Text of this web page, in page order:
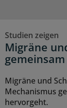
Studien zeigen
Migräne
gemeinsam
Migräne und
Mechanismus
hervorgeht.